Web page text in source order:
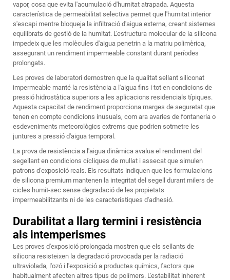
vapor, cosa que evita l'acumulació d'humitat atrapada. Aquesta
característica de permeabilitat selectiva permet que l'humitat interior
s'escapi mentre bloqueja la infiltració d'aigua externa, creant sistemes
equilibrats de gestió de la humitat. L'estructura molecular de la silicona
impedeix que les molècules d'aigua penetrin a la matriu polimèrica,
assegurant un rendiment impermeable constant durant períodes
prolongats.
Les proves de laboratori demostren que la qualitat sellant siliconat
impermeable manté la resistència a l'aigua fins i tot en condicions de
pressió hidrostàtica superiors a les aplicacions residencials típiques.
Aquesta capacitat de rendiment proporciona marges de seguretat que
tenen en compte condicions inusuals, com ara avaries de fontaneria o
esdeveniments meteorològics extrems que podrien sotmetre les
juntures a pressió d'aigua temporal.
La prova de resistència a l'aigua dinàmica avalua el rendiment del
segellant en condicions cícliques de mullat i assecat que simulen
patrons d'exposició reals. Els resultats indiquen que les formulacions
de silicona premium mantenen la integritat del segell durant milers de
cicles humit-sec sense degradació de les propietats
impermeabilitzants ni de les característiques d'adhesió.
Durabilitat a llarg termini i resistència
als intemperismes
Les proves d'exposició prolongada mostren que els sellants de
silicona resisteixen la degradació provocada per la radiació
ultraviolada, l'ozó i l'exposició a productes químics, factors que
habitualment afecten altres tipus de polímers. L'estabilitat inherent